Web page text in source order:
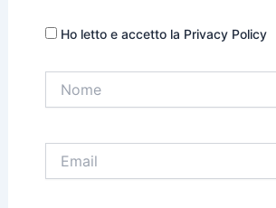
Ho letto e accetto la Privacy Policy